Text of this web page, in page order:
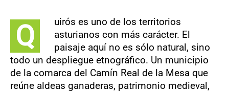
Q
uirós es uno de los territorios
asturianos con más carácter. El
paisaje aquí no es sólo natural, sino
todo un despliegue etnográfico. Un municipio
de la comarca del Camín Real de la Mesa que
reúne aldeas ganaderas, patrimonio medieval,